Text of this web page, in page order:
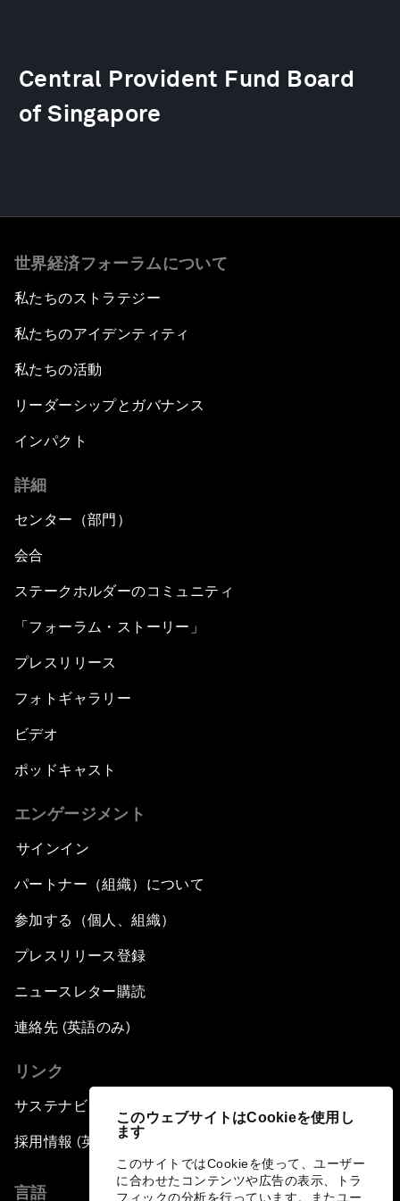
このウェブサイトはCookieを使用し
ます
このサイトではCookieを使って、ユーザー
に合わせたコンテンツや広告の表示、トラ
フィックの分析を行っています。またユー
Central Provident Fund Board
of Singapore
世界経済フォーラムについて
私たちのストラテジー
私たちのアイデンティティ
私たちの活動
リーダーシップとガバナンス
インパクト
詳細
センター（部門）
会合
ステークホルダーのコミュニティ
「フォーラム・ストーリー」
プレスリリース
フォトギャラリー
ビデオ
ポッドキャスト
エンゲージメント
サインイン
パートナー（組織）について
参加する（個人、組織）
プレスリリース登録
ニュースレター購読
連絡先 (英語のみ)
リンク
サステナビリティへの取り組み
採用情報 (英語のみ)
言語